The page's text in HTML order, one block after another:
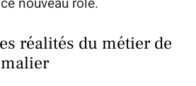
réalités du métier de